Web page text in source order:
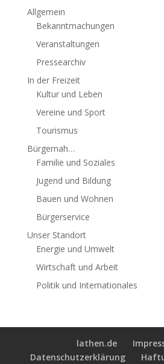
Allgemein
Bekanntmachungen
Veranstaltungen
Pressearchiv
In der Freizeit
Kultur und Leben
Vereine und Sport
Tourismus
Bürgernah…
Familie und Soziales
Jugend und Bildung
Bauen und Wohnen
Bürgerservice
Unser Standort
Energie und Umwelt
Wirtschaft und Arbeit
Politik und Internationales
lathen.de
Datenschutzerklärung